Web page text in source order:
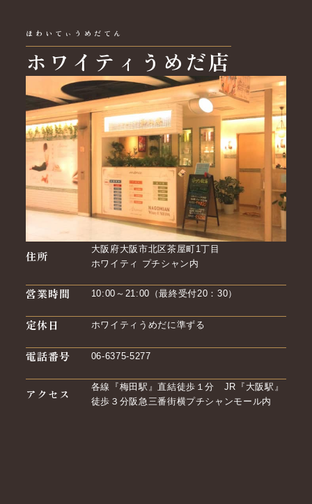
ホワイティうめだ店
ほわいてぃうめだてん
住所
大阪府大阪市北区茶屋町1丁目
ホワイティ プチシャン内
営業時間 10:00～21:00（最終受付20：30）
定休日 ホワイティうめだに準ずる
電話番号 06-6375-5277
アクセス
各線『梅田駅』直結徒歩１分 JR『大阪駅』
徒歩３分阪急三番街横プチシャンモール内